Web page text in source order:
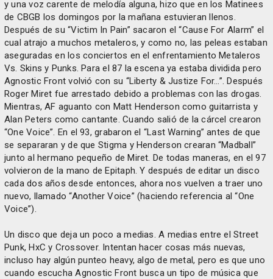
y una voz carente de melodía alguna, hizo que en los Matinees
de CBGB los domingos por la mañana estuvieran llenos.
Después de su “Victim In Pain” sacaron el “Cause For Alarm” el
cual atrajo a muchos metaleros, y como no, las peleas estaban
aseguradas en los conciertos en el enfrentamiento Metaleros
Vs. Skins y Punks. Para el 87 la escena ya estaba dividida pero
Agnostic Front volvió con su “Liberty & Justize For…”. Después
Roger Miret fue arrestado debido a problemas con las drogas.
Mientras, AF aguanto con Matt Henderson como guitarrista y
Alan Peters como cantante. Cuando salió de la cárcel crearon
“One Voice”. En el 93, grabaron el “Last Warning” antes de que
se separaran y de que Stigma y Henderson crearan “Madball”
junto al hermano pequeño de Miret. De todas maneras, en el 97
volvieron de la mano de Epitaph. Y después de editar un disco
cada dos años desde entonces, ahora nos vuelven a traer uno
nuevo, llamado “Another Voice” (haciendo referencia al “One
Voice”).
Un disco que deja un poco a medias. A medias entre el Street
Punk, HxC y Crossover. Intentan hacer cosas más nuevas,
incluso hay algún punteo heavy, algo de metal, pero es que uno
cuando escucha Agnostic Front busca un tipo de música que